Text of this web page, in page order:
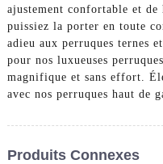
ajustement confortable et
puissiez la porter en toute
adieu aux perruques ternes
pour nos luxueuses
magnifique et sans effort.
avec nos perruques haut de
Produits Connexes